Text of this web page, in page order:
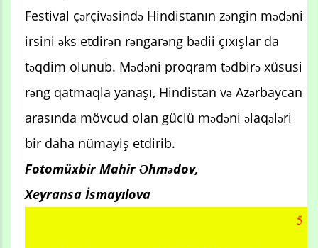
Festival çərçivəsində Hindistanın zəngin mədəni
irsini əks etdirən rəngarəng bədii çıxışlar da
təqdim olunub. Mədəni proqram tədbirə xüsusi
rəng qatmaqla yanaşı, Hindistan və Azərbaycan
arasında mövcud olan güclü mədəni əlaqələri
bir daha nümayiş etdirib.
Fotomüxbir Mahir Əhmədov,
Xeyransa İsmayılova